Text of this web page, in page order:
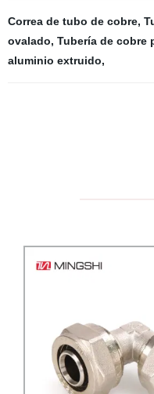
Correa de tubo de cobre,
ovalado, Tubería de cobre
aluminio extruido,